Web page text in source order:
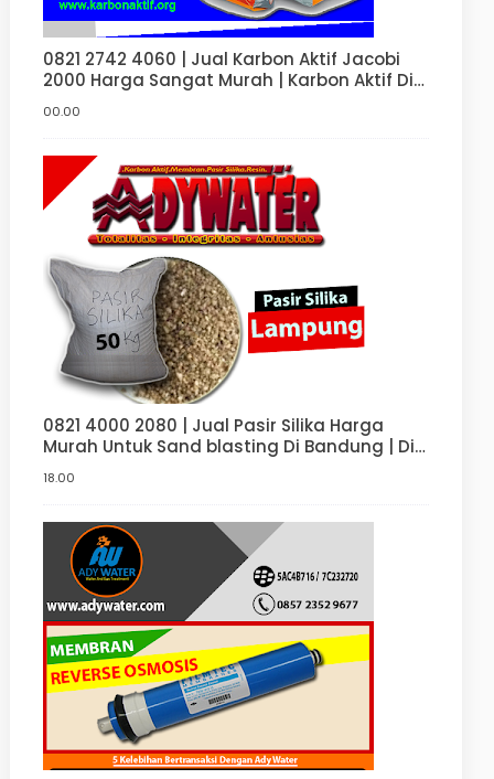
0821 2742 4060 | Jual Karbon Aktif Jacobi
2000 Harga Sangat Murah | Karbon Aktif Di
Bandung | Jakarta | Surabaya | Bekasi
00.00
0821 4000 2080 | Jual Pasir Silika Harga
Murah Untuk Sand blasting Di Bandung | Di
Jakarta
18.00